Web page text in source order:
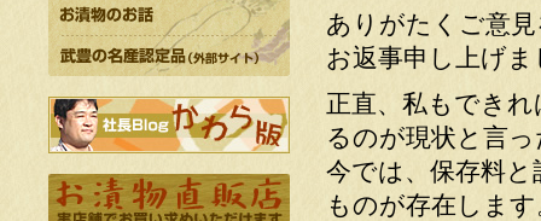
ありがたくご意
お返事申し上げ
正直、私もでき
るのが現状と言
今では、保存料
ものが存在しま